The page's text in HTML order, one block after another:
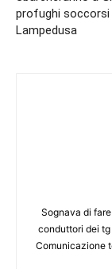
profughi soccorsi
Lampedusa
Sognava di
conduttori dei
Comunicazione